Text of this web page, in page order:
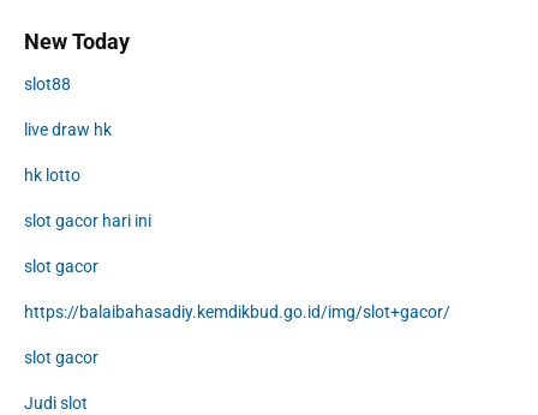
New Today
slot88
live draw hk
hk lotto
slot gacor hari ini
slot gacor
https://balaibahasadiy.kemdikbud.go.id/img/slot+gacor/
slot gacor
Judi slot